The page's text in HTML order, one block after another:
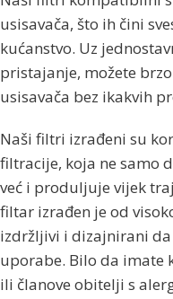
usisavača, što ih čini
kućanstvo. Uz
pristajanje, možete
usisavača bez ikakvih
Naši filtri izrađeni su
filtracije, koja ne samo
već i produljuje vijek
filtar izrađen je od
izdržljivi i dizajnirani
uporabe. Bilo da imate
ili članove obitelji s